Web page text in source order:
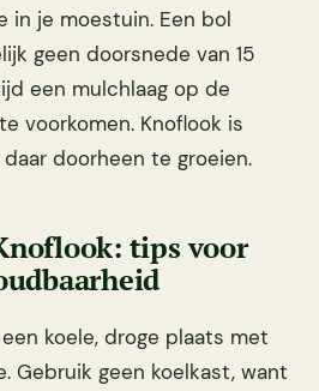
in je moestuin. Een bol
geen doorsnede van 15
een mulchlaag op de
voorkomen. Knoflook is
doorheen te groeien.
tips voor
koele, droge plaats met
Gebruik geen koelkast, want